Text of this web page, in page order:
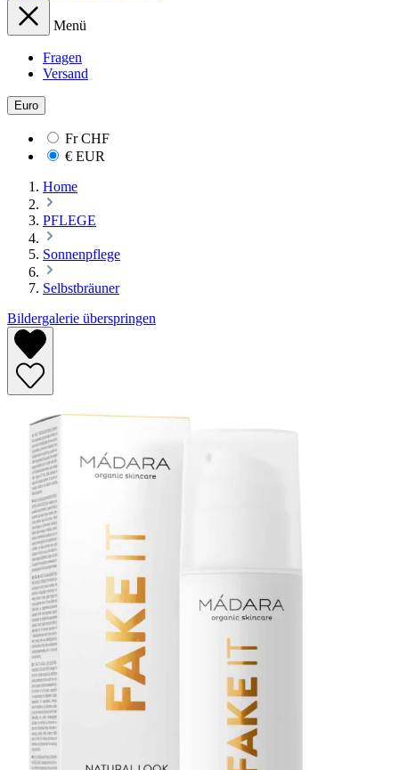
Menü
Fragen
Versand
Euro
FrCHF
€ EUR
Home
PFLEGE
Sonnenpflege
Selbstbräuner
Bildergalerie überspringen